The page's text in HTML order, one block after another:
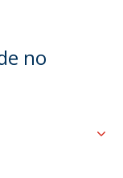
no